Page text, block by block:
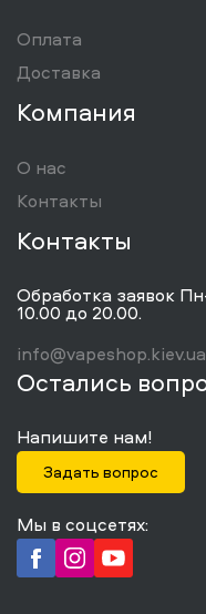
Оплата
Доставка
Компания
О нас
Контакты
Контакты
Обработка заявок
10.00 до 20.00.
info@vapeshop.kiev.ua
Остались
Напишите нам!
Задать вопрос
Мы в соцсетях: